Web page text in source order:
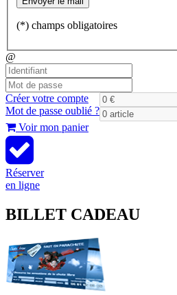
(*) champs obligatoires
@
Créer votre compte
Mot de passe oublié ?
Voir mon panier
Réserver
en ligne
BILLET CADEAU